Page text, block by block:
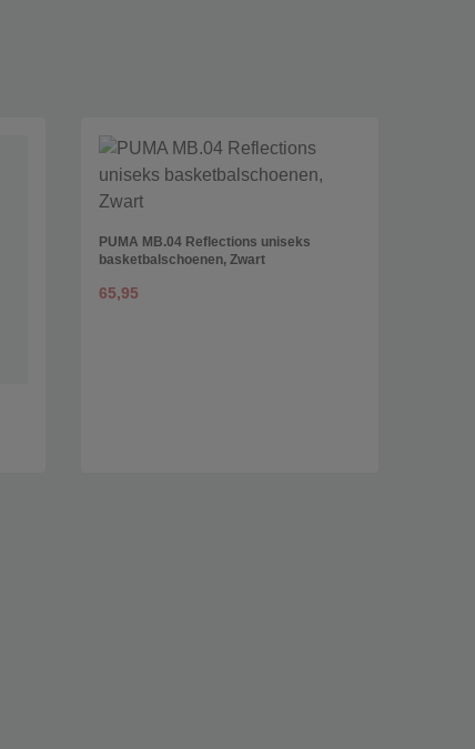
PUMA MB.04 Reflections uniseks
basketbalschoenen, Zwart
65,95